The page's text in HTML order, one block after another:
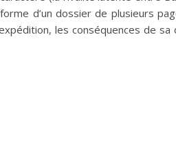
d’un dossier de plusieurs
les conséquences de sa